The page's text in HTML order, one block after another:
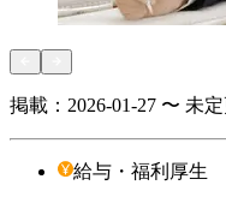
掲載： 2026-01-27 〜 未定
給与・福利厚生